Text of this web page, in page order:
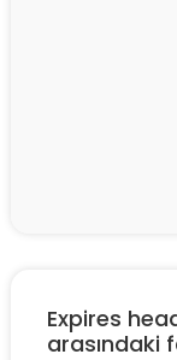
Expires
arasındaki